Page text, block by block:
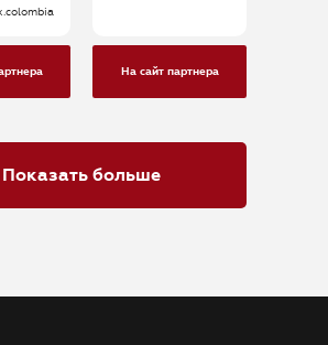
На сайт партнера
Показать больше